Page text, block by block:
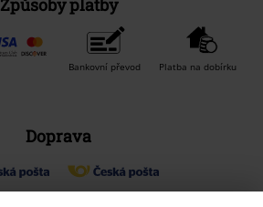
Způsoby platby
Bankovní převod Platba na dobírku
Doprava